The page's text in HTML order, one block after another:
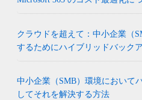
クラウドを超えて：中小企業（
するためにハイブリッドバック
中小企業（SMB）環境において
してそれを解決する方法